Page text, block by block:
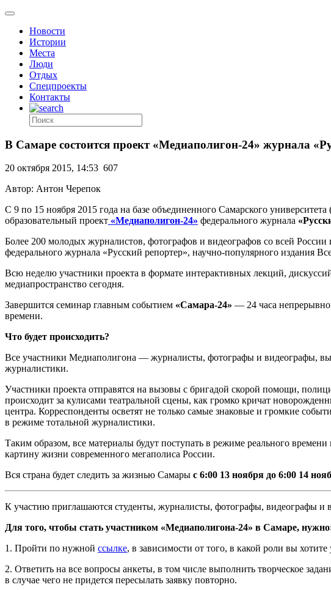
Новости
Истории
Места
Люди
Отдых
Спецпроекты
Контакты
В Самаре состоится проект «Медиаполигон-24» журнала
20 октября 2015, 14:53 607
Автор: Антон Черепок
С 9 по 15 ноября 2015 года на базе объединенного Самарского
образовательный проект «Медиаполигон-24» федерального журнала
Более 200 молодых журналистов, фотографов и видеографов со всей
федерального журнала «Русский репортер», научно-популярного издания
Всю неделю участники проекта в формате интерактивных лекций,
медиапространство сегодня.
Завершится семинар главным событием «Самара-24» — 24 часа
времени.
Что будет происходить?
Все участники Медиаполигона — журналисты, фотографы и видеографы,
журналистики.
Участники проекта отправятся на вызовы с бригадой скорой помощи,
происходит за кулисами театральной сцены, как громко кричат
центра. Корреспонденты осветят не только самые знаковые и громкие
в режиме тотальной журналистики.
Таким образом, все материалы будут поступать в режиме реального времени
картину жизни современного мегаполиса России.
Вся страна будет следить за жизнью Самары с 6:00 13 ноября до 6:00 14
К участию приглашаются студенты, журналисты, фотографы, видеографы и
Для того, чтобы стать участником «Медиаполигона-24» в Самаре,
1. Пройти по нужной ссылке, в зависимости от того, в какой роли вы хотите
2. Ответить на все вопросы анкеты, в том числе выполнить творческое
в случае чего не придется пересылать заявку повторно.